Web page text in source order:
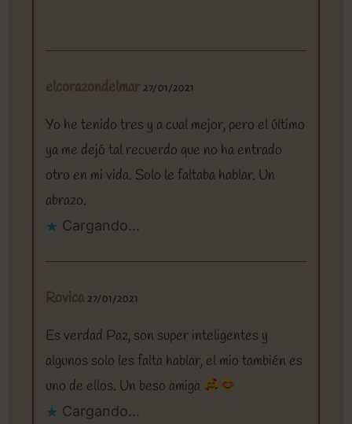
elcorazondelmar 27/01/2021
Yo he tenido tres y a cual mejor, pero el último
ya me dejó tal recuerdo que no ha entrado
otro en mi vida. Solo le faltaba hablar. Un
abrazo.
Cargando...
Rovica 27/01/2021
Es verdad Paz, son super inteligentes y
algunos solo les falta hablar, el mio también es
uno de ellos. Un beso amiga
Cargando...